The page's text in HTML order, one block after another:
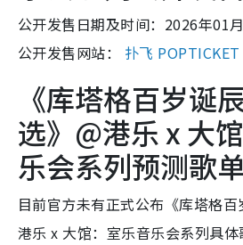
公开发售日期及时间：2026年01
公开发售网站： 扑飞 POPTICKET
《库塔格百岁诞
选》@港乐 x 大
乐会系列预测歌
目前官方未有正式公布《库塔格
港乐 x 大馆：室乐音乐会系列具体